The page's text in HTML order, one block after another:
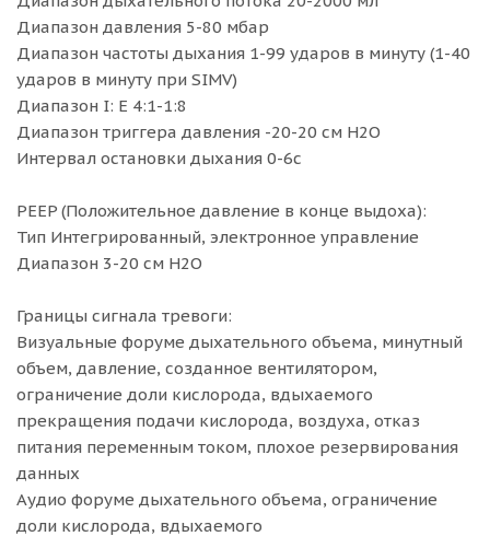
Диапазон давления 5-80 мбар
Диапазон частоты дыхания 1-99 ударов в минуту (1-40
ударов в минуту при SIMV)
Диапазон I: E 4:1-1:8
Диапазон триггера давления -20-20 см H2O
Интервал остановки дыхания 0-6с
PEEP (Положительное давление в конце выдоха):
Тип Интегрированный, электронное управление
Диапазон 3-20 см H2O
Границы сигнала тревоги:
Визуальные форуме дыхательного объема, минутный
объем, давление, созданное вентилятором,
ограничение доли кислорода, вдыхаемого
прекращения подачи кислорода, воздуха, отказ
питания переменным током, плохое резервирования
данных
Аудио форуме дыхательного объема, ограничение
доли кислорода, вдыхаемого